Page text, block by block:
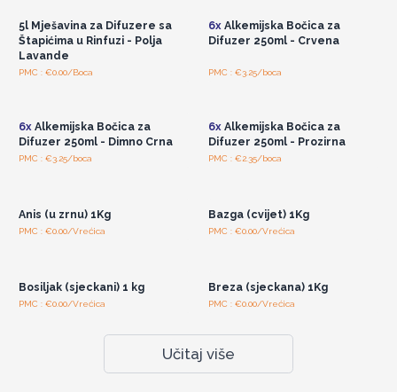
5l Mješavina za Difuzere sa
Štapićima u Rinfuzi - Polja
Lavande
PMC : €0.00/Boca
6xAlkemijska Bočica za
Difuzer 250ml - Crvena
PMC : €3.25/boca
6xAlkemijska Bočica za
Difuzer 250ml - Dimno Crna
PMC : €3.25/boca
6xAlkemijska Bočica za
Difuzer 250ml - Prozirna
PMC : €2.35/boca
Anis (u zrnu) 1Kg
PMC : €0.00/Vrećica
Bazga (cvijet) 1Kg
PMC : €0.00/Vrećica
Bosiljak (sjeckani) 1 kg
PMC : €0.00/Vrećica
Breza (sjeckana) 1Kg
PMC : €0.00/Vrećica
Učitaj više